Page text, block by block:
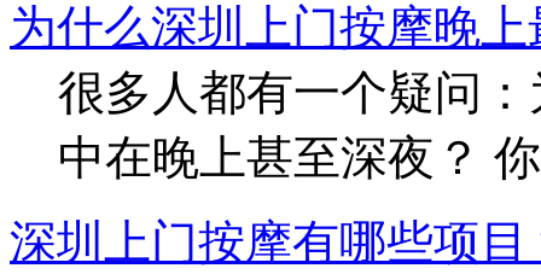
为什么深圳上门按摩晚
很多人都有一个疑问
中在晚上甚至深夜？
深圳上门按摩有哪些项